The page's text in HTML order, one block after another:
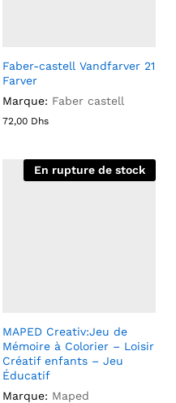
Faber-castell Vandfarver 21
Farver
Marque: Faber castell
72,00 Dhs
En rupture de stock
MAPED Creativ:Jeu de
Mémoire à Colorier – Loisir
Créatif enfants – Jeu
Éducatif
Marque: Maped